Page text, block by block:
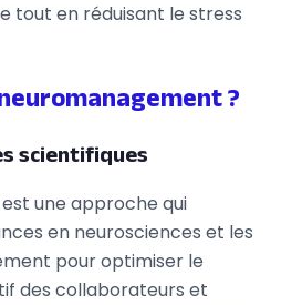
tout en réduisant le stress
?
scientifiques
une approche qui
en neurosciences et les
pour optimiser le
des collaborateurs et